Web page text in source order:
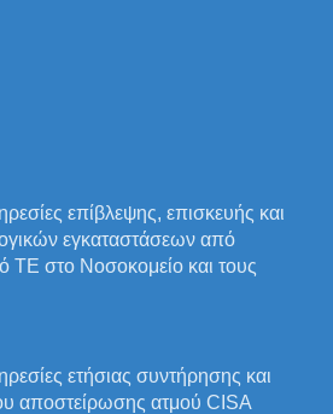
επίβλεψης, επισκευής και
εγκαταστάσεων από
ΤΕ στο Νοσοκομείο και τους
ετήσιας συντήρησης και
αποστείρωσης ατμού CISA